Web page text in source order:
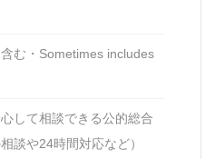
む・Sometimes includes
して相談できる公的総合
談や24時間対応など）